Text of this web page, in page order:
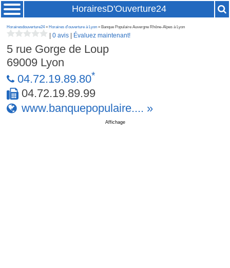
HorairesD'Ouverture24
Horairesdouverture24» Horaires d'ouverture à Lyon » Banque Populaire Auvergne Rhône-Alpes à Lyon
|0 avis Évaluez maintenant!
5 rue Gorge de Loup
69009 Lyon
04.72.19.89.80*
04.72.19.89.99
www.banquepopulaire.... »
Affichage